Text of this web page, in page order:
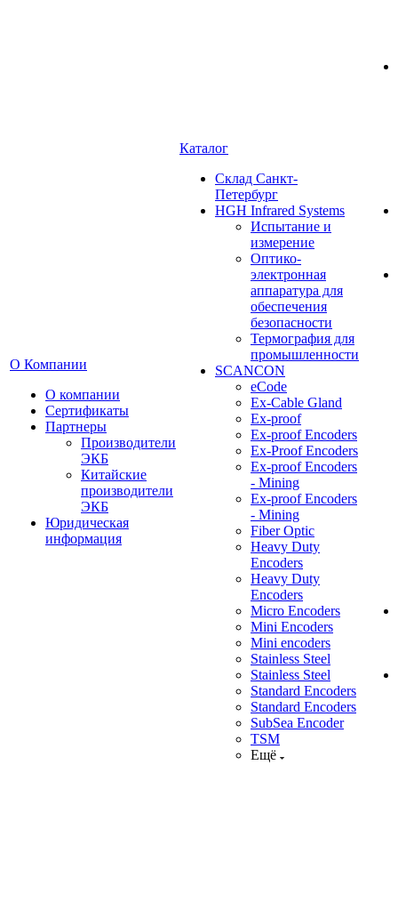
О Компании
О компании
Сертификаты
Партнеры
Производители
ЭКБ
Китайские
производители
ЭКБ
Юридическая
информация
Каталог
Cклад Санкт-
Петербург
HGH Infrared Systems
Испытание и
измерение
Оптико-
электронная
аппаратура для
обеспечения
безопасности
Термография для
промышленности
SCANCON
eCode
Ex-Cable Gland
Ex-proof
Ex-proof Encoders
Ex-Proof Encoders
Ex-proof Encoders
- Mining
Ex-proof Encoders
- Mining
Fiber Optic
Heavy Duty
Encoders
Heavy Duty
Encoders
Micro Encoders
Mini Encoders
Mini encoders
Stainless Steel
Stainless Steel
Standard Encoders
Standard Encoders
SubSea Encoder
TSM
Ещё